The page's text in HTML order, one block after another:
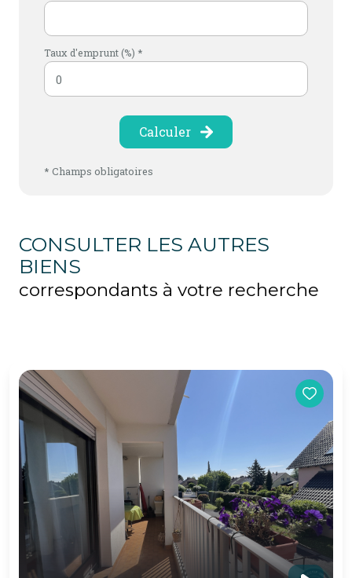
Taux d'emprunt (%) *
Calculer
* Champs obligatoires
CONSULTER LES AUTRES
BIENS
correspondants à votre recherche